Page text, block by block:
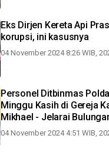
Eks Dirjen Kereta Api
korupsi, ini kasusnya
04 November 2024 8:26 WIB,
Personel Ditbinmas
Minggu Kasih di Gereja
Mikhael - Jelarai
04 November 2024 4:51 WIB,